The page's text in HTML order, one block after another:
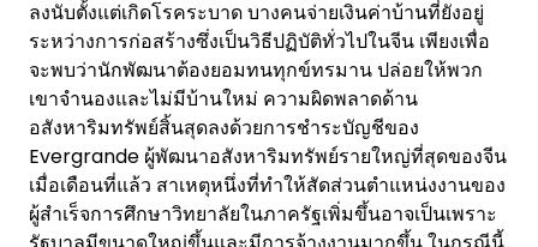
ลงนับตั้งแต่เกิดโรคระบาด บางคนจ่ายเงินค่าบ้านที่ยังอยู่
ระหว่างการก่อสร้างซึ่งเป็นวิธีปฏิบัติทั่วไปในจีน เพียงเพื่อ
จะพบว่านักพัฒนาต้องยอมทนทุกข์ทรมาน ปล่อยให้พวก
เขาจำนองและไม่มีบ้านใหม่ ความผิดพลาดด้าน
อสังหาริมทรัพย์สิ้นสุดลงด้วยการชำระบัญชีของ
Evergrande ผู้พัฒนาอสังหาริมทรัพย์รายใหญ่ที่สุดของจีน
เมื่อเดือนที่แล้ว สาเหตุหนึ่งที่ทำให้สัดส่วนตำแหน่งงานของ
ผู้สำเร็จการศึกษาวิทยาลัยในภาครัฐเพิ่มขึ้นอาจเป็นเพราะ